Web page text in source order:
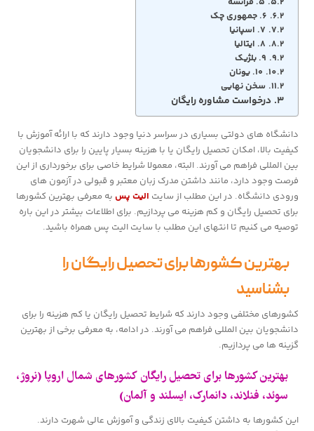
۶. جمهوری چک
۷. اسپانیا
۸. ایتالیا
۹. بلژیک
۱۰. یونان
سخن نهایی
درخواست مشاوره رایگان
دانشگاه های دولتی بسیاری در سراسر دنیا وجود دارند که با ارائه آموزش با
کیفیت بالا، امکان تحصیل رایگان یا با هزینه بسیار پایین را برای دانشجویان
بین المللی فراهم می آورند. البته، معمولا شرایط خاصی برای برخورداری از این
فرصت وجود دارد، مانند داشتن مدرک زبان معتبر و قبولی در آزمون های
ورودی دانشگاه. در این مطلب از سایت الیت پس به معرفی بهترین کشورها
برای تحصیل رایگان و کم هزینه می پردازیم. برای اطلاعات بیشتر در این باره
توصیه می کنیم تا انتهای این مطلب با سایت الیت پس همراه باشید.
بهترین کشورها برای تحصیل رایگان را
بشناسید
کشورهای مختلفی وجود دارند که شرایط تحصیل رایگان یا کم هزینه را برای
دانشجویان بین المللی فراهم می آورند. در ادامه، به معرفی برخی از بهترین
گزینه ها می پردازیم.
بهترین کشورها برای تحصیل رایگان کشورهای شمال اروپا (نروژ،
سوئد، فنلاند، دانمارک، ایسلند و آلمان)
این کشورها به داشتن کیفیت بالای زندگی و آموزش عالی شهرت دارند.